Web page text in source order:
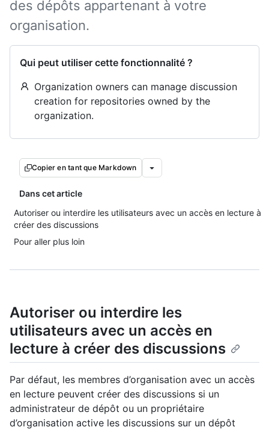
des dépôts appartenant à votre
organisation.
Qui peut utiliser cette fonctionnalité ?
Organization owners can manage discussion
creation for repositories owned by the
organization.
Copier en tant que Markdown
Dans cet article
Autoriser ou interdire les utilisateurs avec un accès en lecture à
créer des discussions
Pour aller plus loin
Autoriser ou interdire les
utilisateurs avec un accès en
lecture à créer des discussions
Par défaut, les membres d’organisation avec un accès
en lecture peuvent créer des discussions si un
administrateur de dépôt ou un propriétaire
d’organisation active les discussions sur un dépôt